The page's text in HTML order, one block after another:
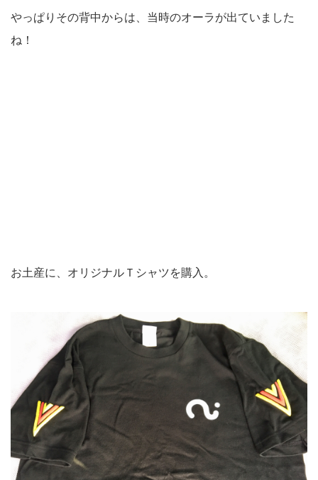
やっぱりその背中からは、当時のオーラが出ていました
ね！
お土産に、オリジナルＴシャツを購入。